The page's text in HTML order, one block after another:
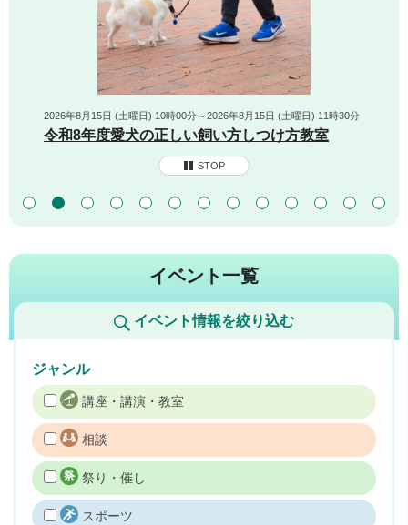
2026年8月15日 (土曜日) 10時00分～2026年8月15日 (土曜日) 11時30分
令和8年度愛犬の正しい飼い方しつけ方教室
STOP
イベント一覧
イベント情報を絞り込む
ジャンル
講座・講演・教室
相談
祭り・催し
スポーツ